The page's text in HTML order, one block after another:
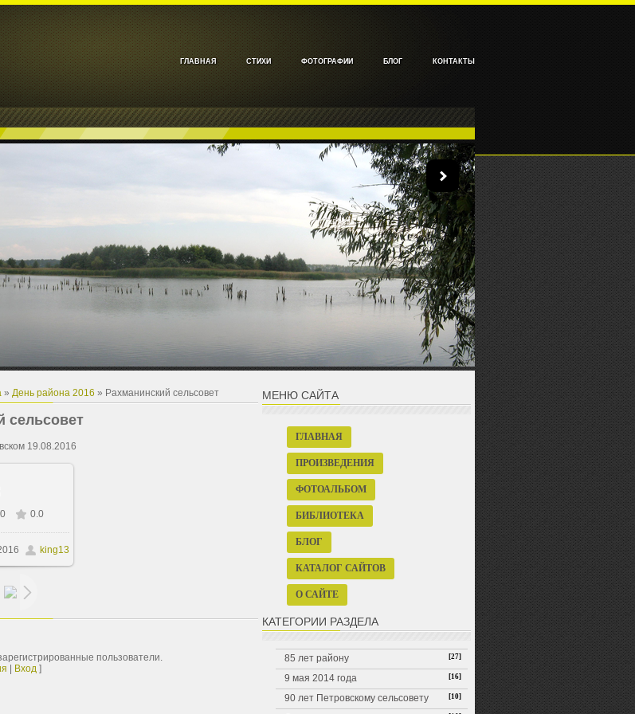
ГЛАВНАЯ СТИХИ ФОТОГРАФИИ БЛОГ КОНТАКТЫ
» День района 2016 » Рахманинский сельсовет
сельсовет
19.08.2016
размере
0 0.0
king13
пользователи.
Вход ]
МЕНЮ САЙТА
ГЛАВНАЯ
ПРОИЗВЕДЕНИЯ
ФОТОАЛЬБОМ
БИБЛИОТЕКА
БЛОГ
КАТАЛОГ САЙТОВ
О САЙТЕ
КАТЕГОРИИ РАЗДЕЛА
85 лет району [27]
9 мая 2014 года [16]
90 лет Петровскому сельсовету [10]